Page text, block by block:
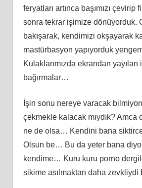
feryatları artınca başımızı çevirip
sonra tekrar işimize dönüyorduk.
bakışarak, kendimizi okşayarak
mastürbasyon yapıyorduk
Kulaklarımızda ekrandan yayılan
bağırmalar…
İşin sonu nereye varacak
çekmekle kalacak mıydık? Amca
ne de olsa… Kendini bana
Olsun be… Bu da yeter bana
kendime… Kuru kuru porno
sikime asılmaktan daha